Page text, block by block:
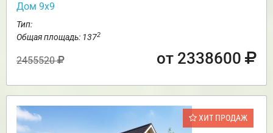
Дом 9х9
Тип:
Общая площадь: 1372
2455520 от 2338600
ХИТ ПРОДАЖ